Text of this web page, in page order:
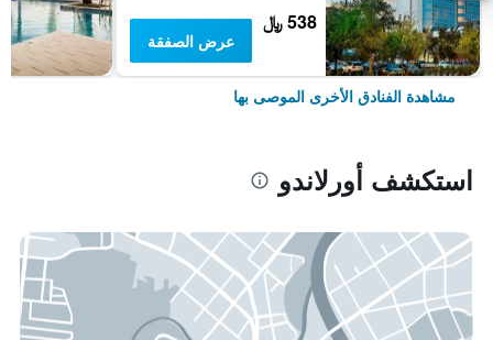
538 ﷼
عرض الصفقة
مشاهدة الفنادق الأخرى الموصى بها
استكشف أورلاندو